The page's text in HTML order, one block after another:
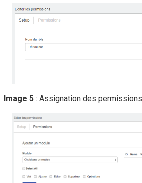
Image 5 : Assignation des permissions